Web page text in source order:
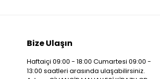
Bize Ulaşın
Haftaiçi 09:00 - 18:00 Cumartesi 09:00 -
13:00 saatleri arasında ulaşabilirsiniz.